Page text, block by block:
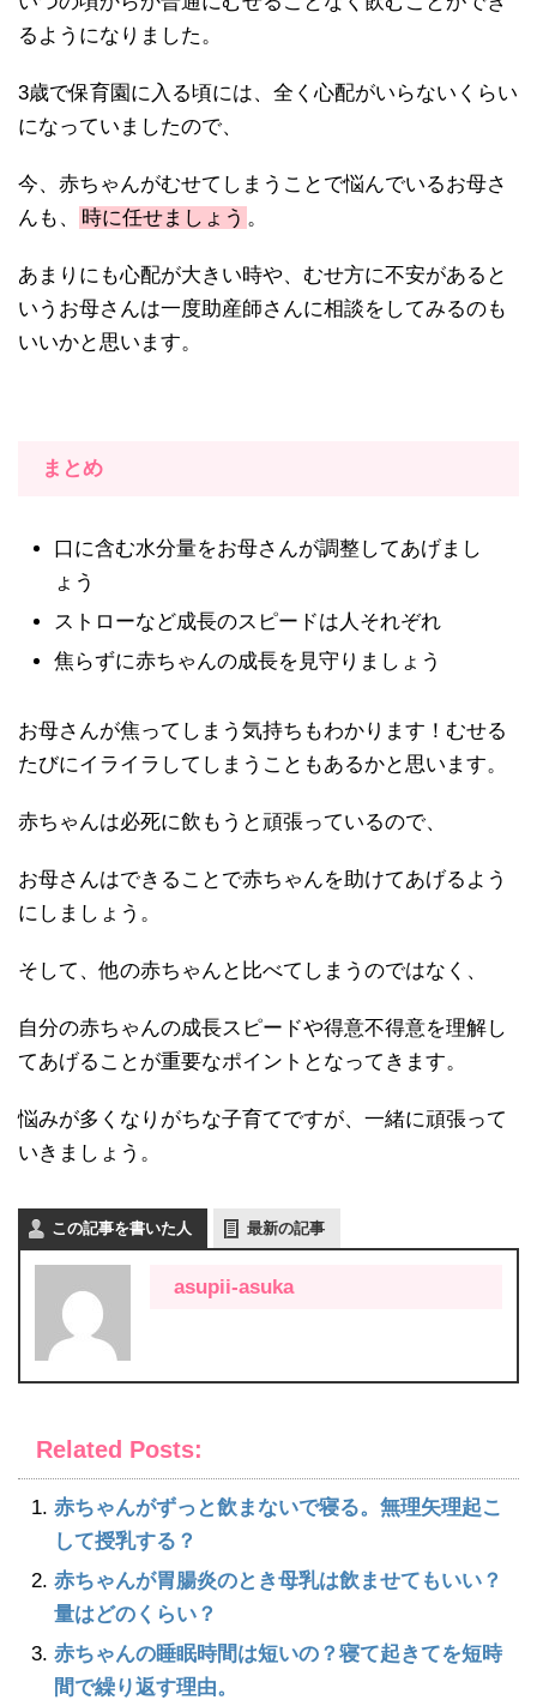
るようになりました。
3歳で保育園に入る頃には、全く心配がいらないくらい
になっていましたので、
今、赤ちゃんがむせてしまうことで悩んでいるお母さ
んも、
時に任せましょう 。
あまりにも心配が大きい時や、むせ方に不安があると
いうお母さんは一度助産師さんに相談をしてみるのも
いいかと思います。
まとめ
口に含む水分量をお母さんが調整してあげまし
ょう
ストローなど成長のスピードは人それぞれ
焦らずに赤ちゃんの成長を見守りましょう
お母さんが焦ってしまう気持ちもわかります！むせる
たびにイライラしてしまうこともあるかと思います。
赤ちゃんは必死に飲もうと頑張っているので、
お母さんはできることで赤ちゃんを助けてあげるよう
にしましょう。
そして、他の赤ちゃんと比べてしまうのではなく、
自分の赤ちゃんの成長スピードや得意不得意を理解し
てあげることが重要なポイントとなってきます。
悩みが多くなりがちな子育てですが、一緒に頑張って
いきましょう。
この記事を書いた人 最新の記事
asupii-asuka
Related Posts:
赤ちゃんがずっと飲まないで寝る。無理矢理起こ
して授乳する？
赤ちゃんが胃腸炎のとき母乳は飲ませてもいい？
量はどのくらい？
赤ちゃんの睡眠時間は短いの？寝て起きてを短時
間で繰り返す理由。